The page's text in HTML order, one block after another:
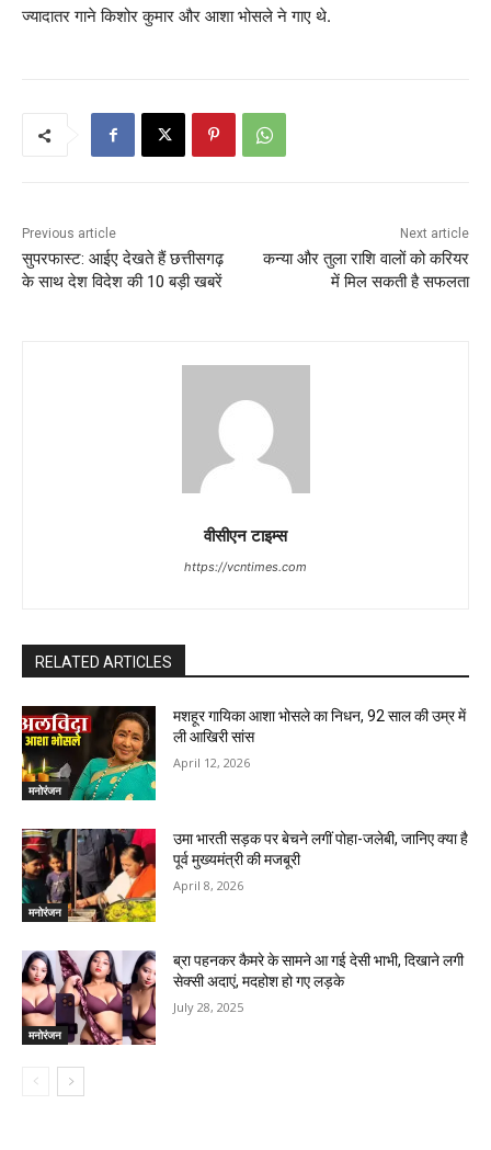
ज्यादातर गाने किशोर कुमार और आशा भोसले ने गाए थे.
Previous article
सुपरफास्ट: आईए देखते हैं छत्तीसगढ़
के साथ देश विदेश की 10 बड़ी खबरें
Next article
कन्या और तुला राशि वालों को करियर
में मिल सकती है सफलता
वीसीएन टाइम्स
https://vcntimes.com
RELATED ARTICLES
मनोरंजन
मशहूर गायिका आशा भोसले का निधन, 92 साल की उम्र में
ली आखिरी सांस
April 12, 2026
मनोरंजन
उमा भारती सड़क पर बेचने लगीं पोहा-जलेबी, जानिए क्या है
पूर्व मुख्यमंत्री की मजबूरी
April 8, 2026
मनोरंजन
ब्रा पहनकर कैमरे के सामने आ गई देसी भाभी, दिखाने लगी
सेक्सी अदाएं, मदहोश हो गए लड़के
July 28, 2025